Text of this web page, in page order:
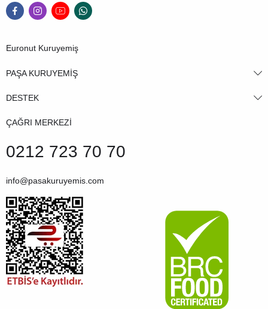
Euronut Kuruyemiş
PAŞA KURUYEMİŞ
DESTEK
ÇAĞRI MERKEZİ
0212 723 70 70
info@pasakuruyemis.com